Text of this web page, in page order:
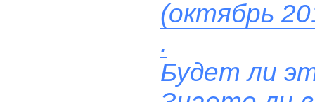
(октябрь
.
Будет ли